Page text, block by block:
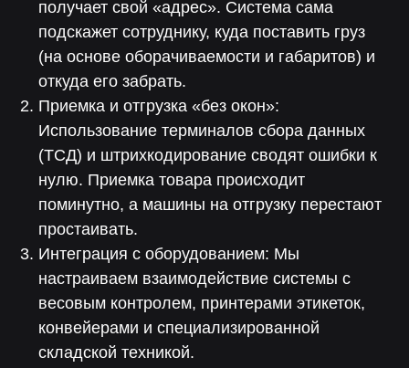
получает свой «адрес». Система сама
подскажет сотруднику, куда поставить груз
(на основе оборачиваемости и габаритов) и
откуда его забрать.
Приемка и отгрузка «без окон»:
Использование терминалов сбора данных
(ТСД) и штрихкодирование сводят ошибки к
нулю. Приемка товара происходит
поминутно, а машины на отгрузку перестают
простаивать.
Интеграция с оборудованием: Мы
настраиваем взаимодействие системы с
весовым контролем, принтерами этикеток,
конвейерами и специализированной
складской техникой.